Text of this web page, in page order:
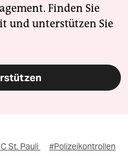
Finden Sie
und unterstützen Sie
St. Pauli
#Polizeikontrollen